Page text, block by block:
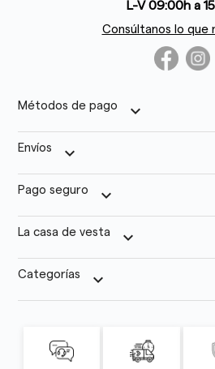
L-V 09:00h a
Consúltanos lo que
Métodos de pago keyboard_arrow_down
Envíos keyboard_arrow_down
Pago seguro keyboard_arrow_down
La casa de vesta keyboard_arrow_down
Categorías keyboard_arrow_down